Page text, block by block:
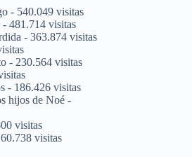
- 540.049 visitas
- 481.714 visitas
- 363.874 visitas
- 230.564 visitas
- 186.426 visitas
hijos de Noé -
visitas
visitas